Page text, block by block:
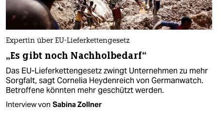
Expertin über EU-Lieferkettengesetz
„Es gibt noch Nachholbedarf“
Das EU-Lieferkettengesetz zwingt Unternehmen zu mehr
Sorgfalt, sagt Cornelia Heydenreich von Germanwatch.
Betroffene könnten mehr geschützt werden.
Interview von Sabina Zollner